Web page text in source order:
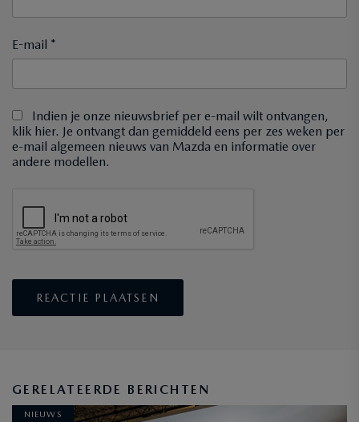
E-mail *
Indien je onze nieuwsbrief per e-mail wilt ontvangen,
klik hier. Je ontvangt dan gemiddeld eens per zes weken per
e-mail algemeen nieuws van Mazda en informatie over
andere modellen.
GERELATEERDE BERICHTEN
NIEUWS